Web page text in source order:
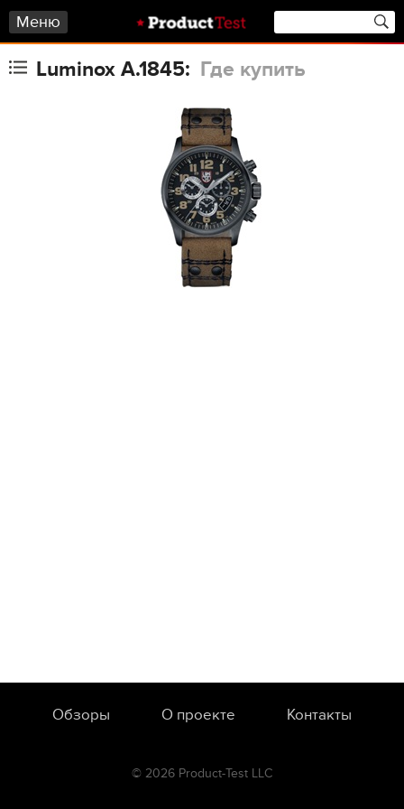
Меню
Luminox A.1845: Где купить
Обзоры О проекте Контакты
© 2026 Product-Test LLC